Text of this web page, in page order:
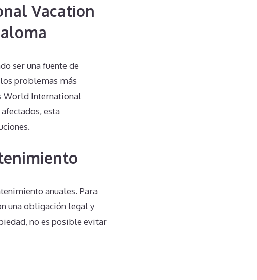
Vacation
ser una fuente de
problemas más
World International
esta
anuales. Para
una obligación legal y
no es posible evitar